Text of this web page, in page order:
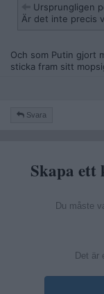
Ursprungligen
Är det inte precis
Och som Putin gjort
sticka fram sitt
Svara
Skapa ett
Du måste
Det är